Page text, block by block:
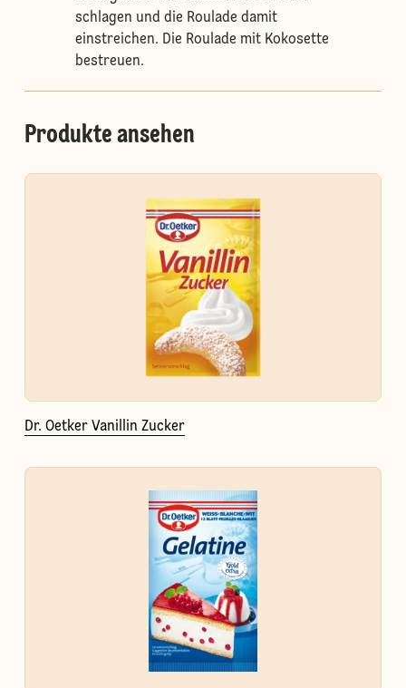
schlagen und die Roulade damit
einstreichen. Die Roulade mit Kokosette
bestreuen.
Produkte ansehen
Dr. Oetker Vanillin Zucker